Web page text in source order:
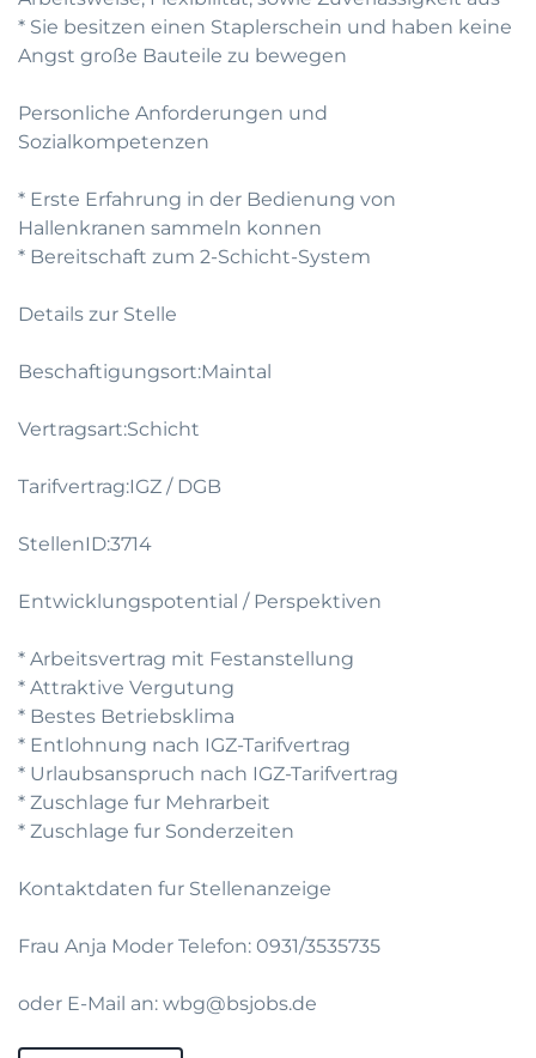
* Sie besitzen einen Staplerschein und haben keine
Angst große Bauteile zu bewegen
Personliche Anforderungen und
Sozialkompetenzen
* Erste Erfahrung in der Bedienung von
Hallenkranen sammeln konnen
* Bereitschaft zum 2-Schicht-System
Details zur Stelle
Beschaftigungsort:Maintal
Vertragsart:Schicht
Tarifvertrag:IGZ / DGB
StellenID:3714
Entwicklungspotential / Perspektiven
* Arbeitsvertrag mit Festanstellung
* Attraktive Vergutung
* Bestes Betriebsklima
* Entlohnung nach IGZ-Tarifvertrag
* Urlaubsanspruch nach IGZ-Tarifvertrag
* Zuschlage fur Mehrarbeit
* Zuschlage fur Sonderzeiten
Kontaktdaten fur Stellenanzeige
Frau Anja Moder Telefon: 0931/3535735
oder E-Mail an: wbg@bsjobs.de